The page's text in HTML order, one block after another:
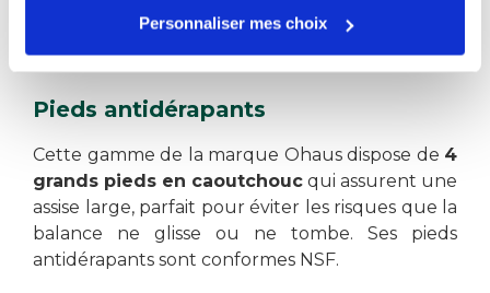
Personnaliser mes choix
une très bonne lecture. Facile à configurer, elle
est parfaite pour gagner en productivité.
Pieds antidérapants
Cette gamme de la marque Ohaus dispose de 4
grands pieds en caoutchouc qui assurent une
assise large, parfait pour éviter les risques que la
balance ne glisse ou ne tombe. Ses pieds
antidérapants sont conformes NSF.